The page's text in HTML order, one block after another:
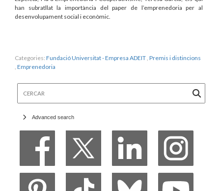
han subratllat la importància del paper de l’emprenedoria per al
desenvolupament social i econòmic.
Categories: Fundació Universitat - Empresa ADEIT Premis i distincions
Emprenedoria
Advanced search